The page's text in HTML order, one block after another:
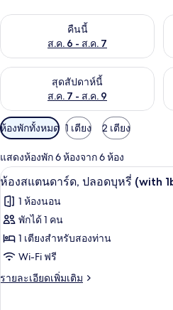
คืนนี้
ส.ค. 6 - ส.ค. 7
ตรวจสอบจำนวนห้องพักว่างในคืนนี้ต
สุดสัปดาห์นี้
ส.ค. 7 - ส.ค. 9
ตรวจสอบจำนวนห้องพักว่างในสุดสัต
ตัว
กรอง
ที่
มี
ให้
สำหรับ
ห้อง
พัก
ห้องพักทั้งหมด 1 เตียง 2 เตียง
แสดงห้องพัก 6 ห้องจาก 6 ห้อง
เปิด
ภาพถ่าย
ทั้งหมด
ของ
ห้อง
สแตนดาร์ด,
ห้
9
ห้องสแตนดาร์ด, ปลอดบุหรี่ (with
1 ห้องนอน
พักได้ 1 คน
1 เตียงสำหรับสองท่าน
Wi-Fi ฟรี
รายละเอียดเพิ่มเติม
ราย